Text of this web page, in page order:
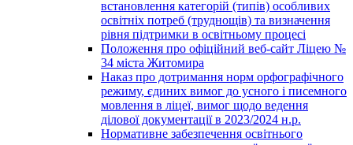
встановлення категорій (типів) особливих
освітніх потреб (труднощів) та визначення
рівня підтримки в освітньому процесі
Положення про офіційний веб-сайт Ліцею №
34 міста Житомира
Наказ про дотримання норм орфографічного
режиму, єдиних вимог до усного і писемного
мовлення в ліцеї, вимог щодо ведення
ділової документації в 2023/2024 н.р.
Нормативне забезпечення освітнього